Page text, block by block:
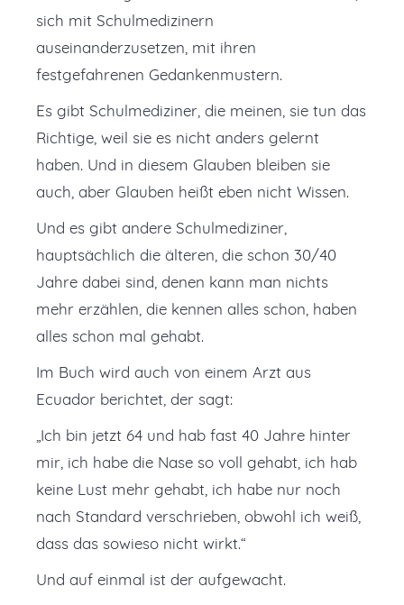
sich mit Schulmedizinern
auseinanderzusetzen, mit ihren
festgefahrenen Gedankenmustern.
Es gibt Schulmediziner, die meinen, sie tun das
Richtige, weil sie es nicht anders gelernt
haben. Und in diesem Glauben bleiben sie
auch, aber Glauben heißt eben nicht Wissen.
Und es gibt andere Schulmediziner,
hauptsächlich die älteren, die schon 30/40
Jahre dabei sind, denen kann man nichts
mehr erzählen, die kennen alles schon, haben
alles schon mal gehabt.
Im Buch wird auch von einem Arzt aus
Ecuador berichtet, der sagt:
„Ich bin jetzt 64 und hab fast 40 Jahre hinter
mir, ich habe die Nase so voll gehabt, ich hab
keine Lust mehr gehabt, ich habe nur noch
nach Standard verschrieben, obwohl ich weiß,
dass das sowieso nicht wirkt.“
Und auf einmal ist der aufgewacht.